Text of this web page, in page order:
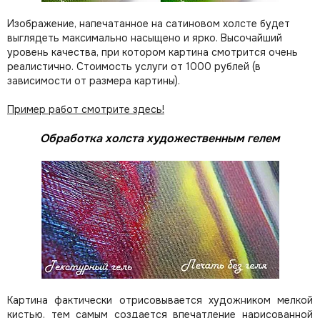
Изображение, напечатанное на сатиновом холсте будет
выглядеть максимально насыщено и ярко. Высочайший
уровень качества, при котором картина смотрится очень
реалистично. Стоимость услуги от 1000 рублей (в
зависимости от размера картины).
Пример работ смотрите здесь!
Обработка холста художественным гелем
Картина фактически отрисовывается художником мелкой
кистью, тем самым создается впечатление нарисованной